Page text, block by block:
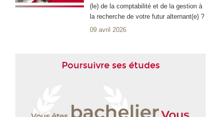
(le) de la comptabilité et de la gestion à
la recherche de votre futur alternant(e) ?
09 avril 2026
Poursuivre ses études